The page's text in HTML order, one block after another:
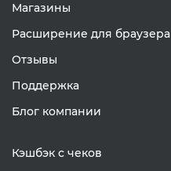
Магазины
Расширение для браузера
Отзывы
Поддержка
Блог компании
Кэшбэк с чеков